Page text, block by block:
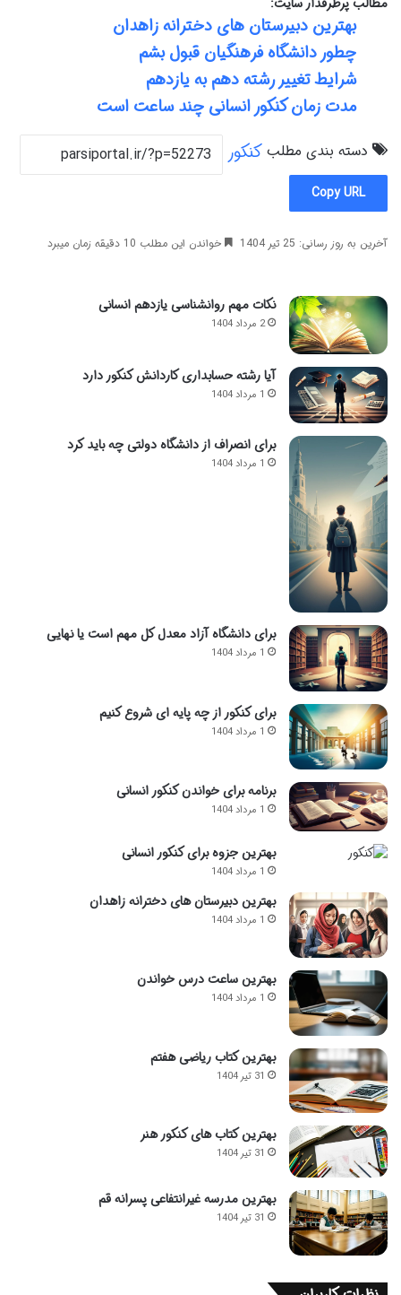
بهترین دبیرستان های دخترانه زاهدان
چطور دانشگاه فرهنگیان قبول بشم
شرایط تغییر رشته دهم به یازدهم
مدت زمان کنکور انسانی چند ساعت است
دسته بندی مطلب کنکور
Copy URL
آخرین به روز رسانی: 25 تیر 1404 خواندن این مطلب 10 دقیقه زمان میبرد
نکات مهم روانشناسی یازدهم انسانی
2 مرداد 1404
آیا رشته حسابداری کاردانش کنکور دارد
1 مرداد 1404
برای انصراف از دانشگاه دولتی چه باید کرد
1 مرداد 1404
برای دانشگاه آزاد معدل کل مهم است یا نهایی
1 مرداد 1404
برای کنکور از چه پایه ای شروع کنیم
1 مرداد 1404
برنامه برای خواندن کنکور انسانی
1 مرداد 1404
بهترین جزوه برای کنکور انسانی
1 مرداد 1404
بهترین دبیرستان های دخترانه زاهدان
1 مرداد 1404
بهترین ساعت درس خواندن
1 مرداد 1404
بهترین کتاب ریاضی هفتم
31 تیر 1404
بهترین کتاب های کنکور هنر
31 تیر 1404
بهترین مدرسه غیرانتفاعی پسرانه قم
31 تیر 1404